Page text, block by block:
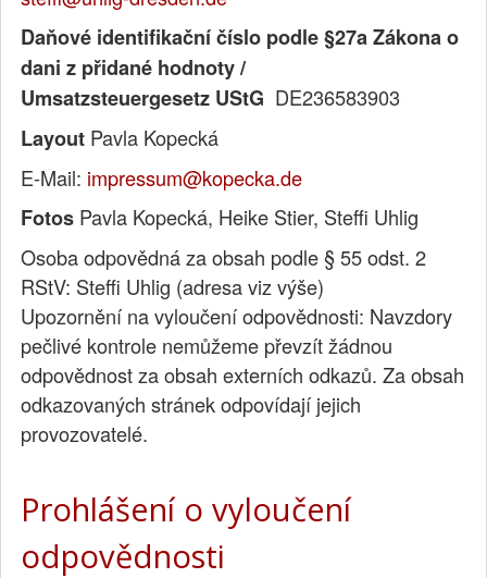
Daňové identifikační číslo podle §27a Zákona o
dani z přidané hodnoty /
Umsatzsteuergesetz UStG DE236583903
Layout Pavla Kopecká
E-Mail: impressum@kopecka.de
Fotos Pavla Kopecká, Heike Stier, Steffi Uhlig
Osoba odpovědná za obsah podle § 55 odst. 2
RStV: Steffi Uhlig (adresa viz výše)
Upozornění na vyloučení odpovědnosti: Navzdory
pečlivé kontrole nemůžeme převzít žádnou
odpovědnost za obsah externích odkazů. Za obsah
odkazovaných stránek odpovídají jejich
provozovatelé.
Prohlášení o vyloučení
odpovědnosti